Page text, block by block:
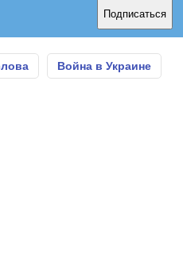
Подписаться
Война в Украине